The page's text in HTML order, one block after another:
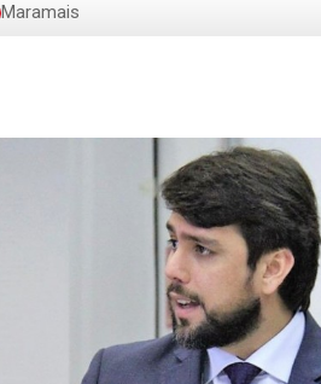
Maramais